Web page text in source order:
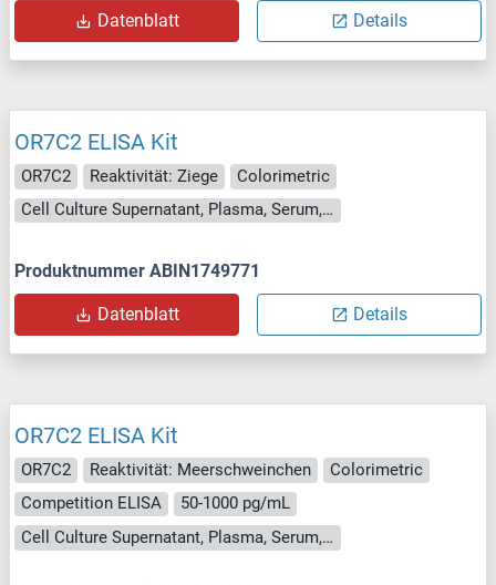
Datenblatt Details
OR7C2 ELISA Kit
OR7C2 Reaktivität: Ziege
Colorimetric
Cell Culture Supernatant, Plasma, Serum, Tissue Homogenate
Produktnummer ABIN1749771
Datenblatt Details
OR7C2 ELISA Kit
OR7C2 Reaktivität: Meerschweinchen
Colorimetric
Competition ELISA
50-1000 pg/mL
Cell Culture Supernatant, Plasma, Serum, Tissue Homogenate